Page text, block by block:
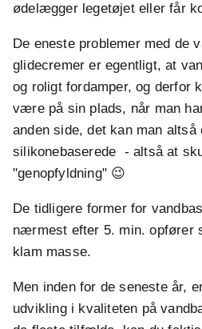
ødelægger legetøjet eller får
De eneste problemer med de
glidecremer er egentligt, at
og roligt fordamper, og derfor
være på sin plads, når man
anden side, det kan man altså
silikonebaserede - altså at
"genopfyldning" 😉
De tidligere former for
nærmest efter 5. min. opfører
klam masse.
Men inden for de seneste år,
udvikling i kvaliteten på